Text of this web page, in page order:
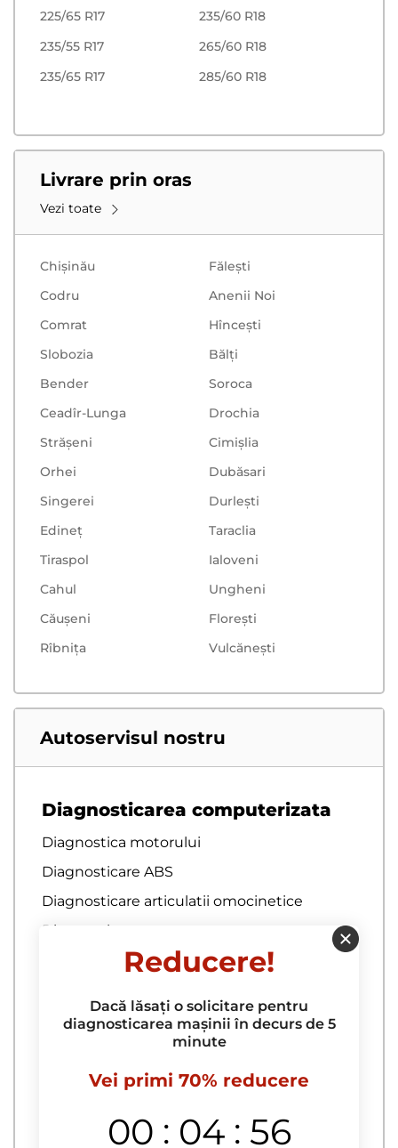
225/65 R17
235/55 R17
235/65 R17
235/60 R18
265/60 R18
285/60 R18
Livrare prin oras
Vezi toate
Chișinău
Făleşti
Codru
Anenii Noi
Comrat
Hînceşti
Slobozia
Bălţi
Bender
Soroca
Ceadîr-Lunga
Drochia
Strășeni
Cimișlia
Orhei
Dubăsari
Singerei
Durlești
Edineț
Taraclia
Tiraspol
Ialoveni
Cahul
Ungheni
Căușeni
Floreşti
Rîbnița
Vulcăneşti
Autoservisul nostru
Diagnosticarea computerizata
Diagnostica motorului
Diagnosticare ABS
Diagnosticare articulatii omocinetice
Diagnosticare auto
Diagnosticare baterie auto
Diagnosticare bucselor pentru brate
Diagnosticare complexa
Diagnosticare computerizata a
autoturismului la domiciliu
Diagnosticare computerizata a
echipamentelor electrice
Reducere!
Dacă lăsați o solicitare pentru
diagnosticarea mașinii în decurs de 5
minute
Vei primi 70% reducere
00 : 04 : 55